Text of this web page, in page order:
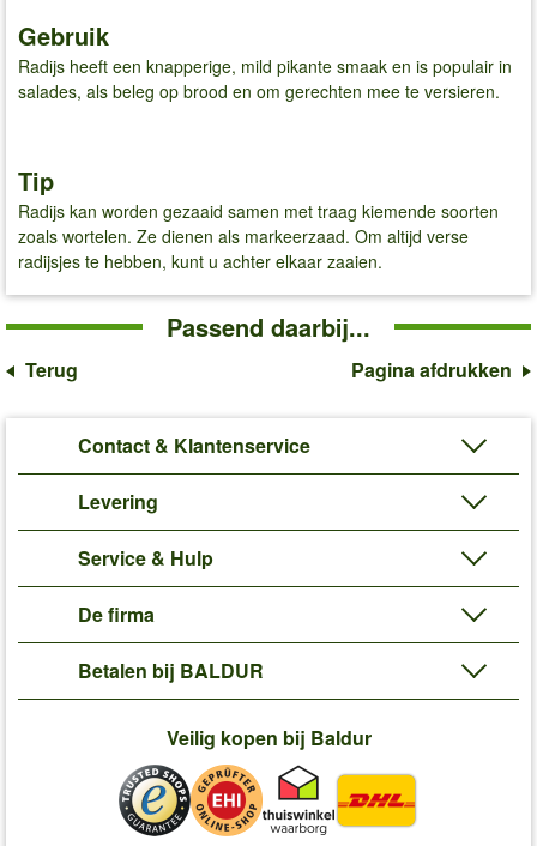
Gebruik
Radijs heeft een knapperige, mild pikante smaak en is populair in
salades, als beleg op brood en om gerechten mee te versieren.
Tip
Radijs kan worden gezaaid samen met traag kiemende soorten
zoals wortelen. Ze dienen als markeerzaad. Om altijd verse
radijsjes te hebben, kunt u achter elkaar zaaien.
Passend daarbij...
Terug Pagina afdrukken
Contact & Klantenservice
Levering
Service & Hulp
De firma
Betalen bij BALDUR
Veilig kopen bij Baldur